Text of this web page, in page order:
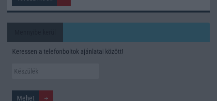
Keressen a telefonboltok ajánlatai között!